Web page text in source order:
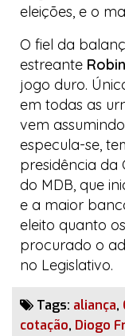
eleições, e o
O fiel da
estreante
jogo duro.
em todas as
vem
especula-se,
presidência
do MDB, que
e a maior
eleito quanto os
procurado o
no Legislativo.
Tags: aliança,
cotação, Diogo